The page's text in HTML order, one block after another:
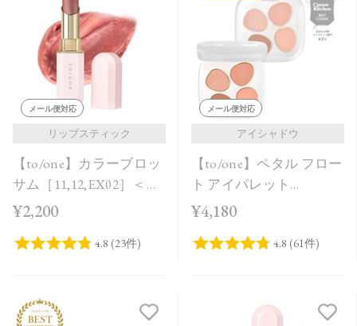
メール便対応
リップスティック
【to/one】カラーブロッ
サム［11,12,EX02］＜レ
フィル＞
¥2,200
メール便対応
アイシャドウ
【to/one】ペタル フロー
ト アイパレット
［01,02］
¥4,180